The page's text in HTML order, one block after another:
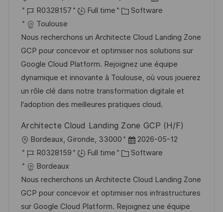
o
c
a
t
i
o
n
o
t
e
d
D
a
t
J
o
b
I
d
R0328157 Full time
C
t
e
g
o
r
y
Software
Toulouse
Nous recherchons un Architecte Cloud Landing Zone
GCP pour concevoir et optimiser nos solutions sur
Google Cloud Platform. Rejoignez une équipe
dynamique et innovante à Toulouse, où vous jouerez
un rôle clé dans notre transformation digitale et
l'adoption des meilleures pratiques cloud.
Architecte Cloud Landing Zone GCP (H/F)
L
o
c
a
t
i
Bordeaux, Gironde, 33000
P
o
t
e
d
2026-05-12
J
o
b
I
d
R0328159 Full time
C
t
e
g
Software
Bordeaux
Nous recherchons un Architecte Cloud Landing Zone
GCP pour concevoir et optimiser nos infrastructures
sur Google Cloud Platform. Rejoignez une équipe